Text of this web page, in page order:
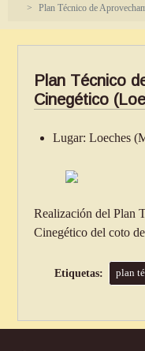
Plan Técnico de
Plan Técnico
Cinegético
Lugar: Loeches
Realización del Plan
Cinegético del coto
plan